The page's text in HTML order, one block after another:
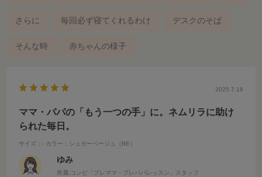
さらに 毎回必ず寝てくれるわけ デスクのそば
そんな時 赤ちゃんの様子
2025.7.18
ママ・パパの「もう一つの手」に。ネムリラに助け
られた毎日。
サイズ：- カラー：シュガーベージュ（BE）
ゆみ
所属:コンビ「プレママ・プレパパレッスン」スタッフ